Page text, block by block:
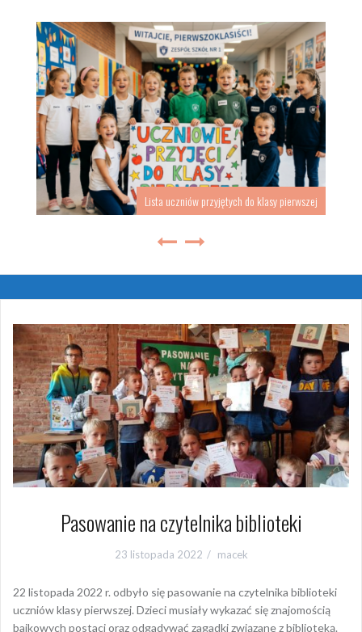
Lista uczniów przyjętych do klasy pierwszej
23 listopada 2022 macek
uczniów klasy pierwszej. Dzieci musiały wykazać się znajomością
bajkowych postaci oraz odgadywać zagadki związane z biblioteką.
Następnie obejrzeli program artystyczny przygotowany przez klasę